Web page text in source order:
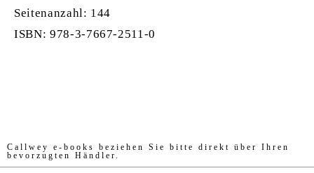
Seitenanzahl: 144
ISBN: 978-3-7667-2511-0
Callwey e-books beziehen Sie bitte direkt über Ihren
bevorzugten Händler.